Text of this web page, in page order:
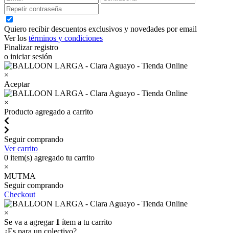
Quiero recibir descuentos exclusivos y novedades por email
Ver los términos y condiciones
Finalizar registro
o iniciar sesión
×
Aceptar
×
Producto agregado a carrito
Seguir comprando
Ver carrito
0 item(s) agregado tu carrito
×
MUTMA
Seguir comprando
Checkout
×
Se va a agregar 1 ítem a tu carrito
¿Es para un colectivo?